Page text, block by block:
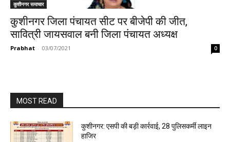
कुशीनगर समाचार
कुशीनगर जिला पंचायत सीट पर बीजेपी की जीत,
सावित्री जायसवाल बनी जिला पंचायत अध्यक्ष
Prabhat - 03/07/2021 0
MOST READ
कुशीनगर: एसपी की बड़ी कार्रवाई, 28 पुलिसकर्मी लाइन
हाजिर